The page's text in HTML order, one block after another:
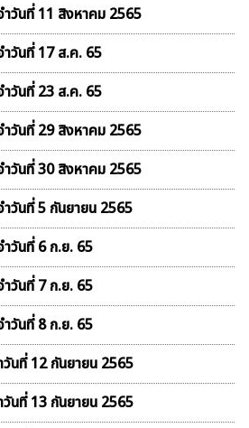
ำวันที่ 11 สิงหาคม 2565
ำวันที่ 17 ส.ค. 65
ำวันที่ 23 ส.ค. 65
ำวันที่ 29 สิงหาคม 2565
ำวันที่ 30 สิงหาคม 2565
ำวันที่ 5 กันยายน 2565
ำวันที่ 6 ก.ย. 65
ำวันที่ 7 ก.ย. 65
ำวันที่ 8 ก.ย. 65
วันที่ 12 กันยายน 2565
วันที่ 13 กันยายน 2565